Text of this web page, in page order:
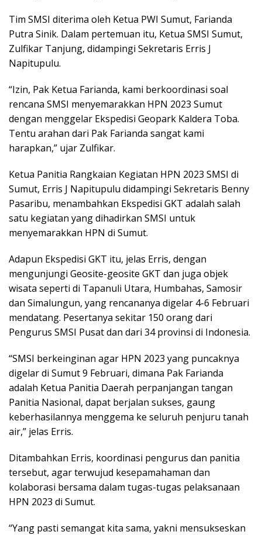
Tim SMSI diterima oleh Ketua PWI Sumut, Farianda
Putra Sinik. Dalam pertemuan itu, Ketua SMSI Sumut,
Zulfikar Tanjung, didampingi Sekretaris Erris J
Napitupulu.
“Izin, Pak Ketua Farianda, kami berkoordinasi soal
rencana SMSI menyemarakkan HPN 2023 Sumut
dengan menggelar Ekspedisi Geopark Kaldera Toba.
Tentu arahan dari Pak Farianda sangat kami
harapkan,” ujar Zulfikar.
Ketua Panitia Rangkaian Kegiatan HPN 2023 SMSI di
Sumut, Erris J Napitupulu didampingi Sekretaris Benny
Pasaribu, menambahkan Ekspedisi GKT adalah salah
satu kegiatan yang dihadirkan SMSI untuk
menyemarakkan HPN di Sumut.
Adapun Ekspedisi GKT itu, jelas Erris, dengan
mengunjungi Geosite-geosite GKT dan juga objek
wisata seperti di Tapanuli Utara, Humbahas, Samosir
dan Simalungun, yang rencananya digelar 4-6 Februari
mendatang. Pesertanya sekitar 150 orang dari
Pengurus SMSI Pusat dan dari 34 provinsi di Indonesia.
“SMSI berkeinginan agar HPN 2023 yang puncaknya
digelar di Sumut 9 Februari, dimana Pak Farianda
adalah Ketua Panitia Daerah perpanjangan tangan
Panitia Nasional, dapat berjalan sukses, gaung
keberhasilannya menggema ke seluruh penjuru tanah
air,” jelas Erris.
Ditambahkan Erris, koordinasi pengurus dan panitia
tersebut, agar terwujud kesepamahaman dan
kolaborasi bersama dalam tugas-tugas pelaksanaan
HPN 2023 di Sumut.
“Yang pasti semangat kita sama, yakni mensukseskan